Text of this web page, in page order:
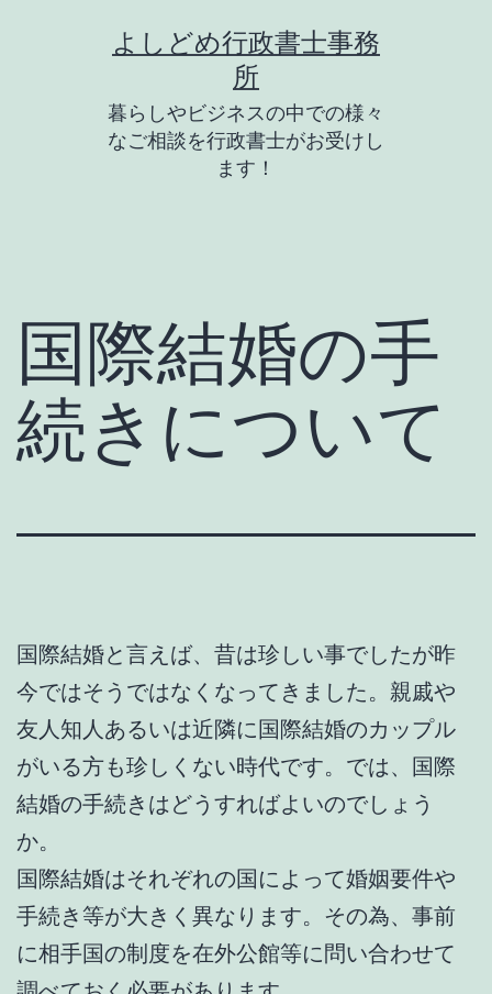
よしどめ行政書士事務
所
暮らしやビジネスの中での様々
なご相談を行政書士がお受けし
ます！
国際結婚の手
続きについて
国際結婚と言えば、昔は珍しい事でしたが昨
今ではそうではなくなってきました。親戚や
友人知人あるいは近隣に国際結婚のカップル
がいる方も珍しくない時代です。では、国際
結婚の手続きはどうすればよいのでしょう
か。
国際結婚はそれぞれの国によって婚姻要件や
手続き等が大きく異なります。その為、事前
に相手国の制度を在外公館等に問い合わせて